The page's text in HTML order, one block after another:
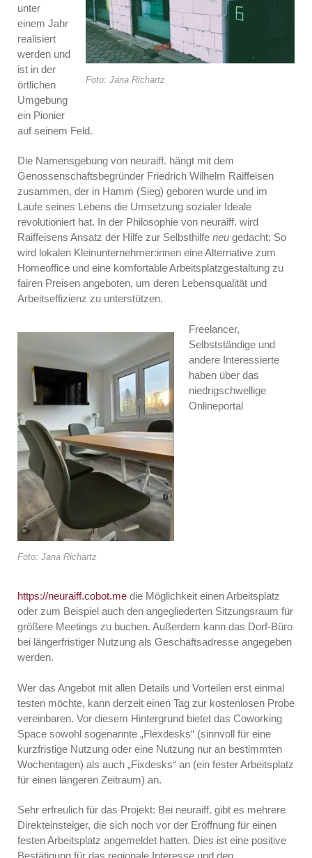
Foto: Jana Richartz
unter
einem Jahr
realisiert
werden und
ist in der
örtlichen
Umgebung
ein Pionier
auf seinem Feld.
Die Namensgebung von neuraiff. hängt mit dem
Genossenschaftsbegründer Friedrich Wilhelm Raiffeisen
zusammen, der in Hamm (Sieg) geboren wurde und im
Laufe seines Lebens die Umsetzung sozialer Ideale
revolutioniert hat. In der Philosophie von neuraiff. wird
Raiffeisens Ansatz der Hilfe zur Selbsthilfe neu gedacht: So
wird lokalen Kleinunternehmer:innen eine Alternative zum
Homeoffice und eine komfortable Arbeitsplatzgestaltung zu
fairen Preisen angeboten, um deren Lebensqualität und
Arbeitseffizienz zu unterstützen.
Foto: Jana Richartz
Freelancer,
Selbstständige und
andere Interessierte
haben über das
niedrigschwellige
Onlineportal
https://neuraiff.cobot.me die Möglichkeit einen Arbeitsplatz
oder zum Beispiel auch den angegliederten Sitzungsraum für
größere Meetings zu buchen. Außerdem kann das Dorf-Büro
bei längerfristiger Nutzung als Geschäftsadresse angegeben
werden.
Wer das Angebot mit allen Details und Vorteilen erst einmal
testen möchte, kann derzeit einen Tag zur kostenlosen Probe
vereinbaren. Vor diesem Hintergrund bietet das Coworking
Space sowohl sogenannte „Flexdesks“ (sinnvoll für eine
kurzfristige Nutzung oder eine Nutzung nur an bestimmten
Wochentagen) als auch „Fixdesks“ an (ein fester Arbeitsplatz
für einen längeren Zeitraum) an.
Sehr erfreulich für das Projekt: Bei neuraiff. gibt es mehrere
Direkteinsteiger, die sich noch vor der Eröffnung für einen
festen Arbeitsplatz angemeldet hatten. Dies ist eine positive
Bestätigung für das regionale Interesse und den